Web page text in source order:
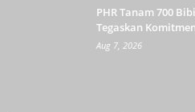
PHR Tanam 700
Tegaskan
Aug 7, 2026